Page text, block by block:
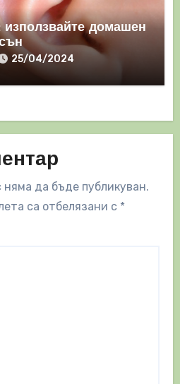
домашен
25/04/2024
да бъде публикуван.
са отбелязани с *